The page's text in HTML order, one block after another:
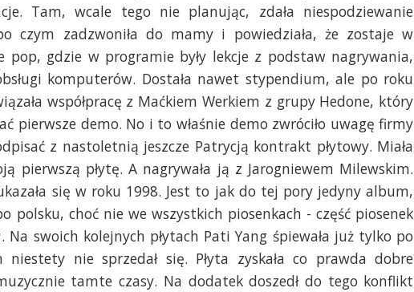
Tam, wcale tego nie planując, zdała niespodziewanie
czym zadzwoniła do mamy i powiedziała, że zostaje w
pop, gdzie w programie były lekcje z podstaw nagrywania,
komputerów. Dostała nawet stypendium, ale po roku
współpracę z Maćkiem Werkiem z grupy Hedone, który
pierwsze demo. No i to właśnie demo zwróciło uwagę firmy
z nastoletnią jeszcze Patrycją kontrakt płytowy. Miała
pierwszą płytę. A nagrywała ją z Jarogniewem Milewskim.
się w roku 1998. Jest to jak do tej pory jedyny album,
polsku, choć nie we wszystkich piosenkach - część piosenek
swoich kolejnych płytach Pati Yang śpiewała już tylko po
nie sprzedał się. Płyta zyskała co prawda dobre
tamte czasy. Na dodatek doszedł do tego konflikt